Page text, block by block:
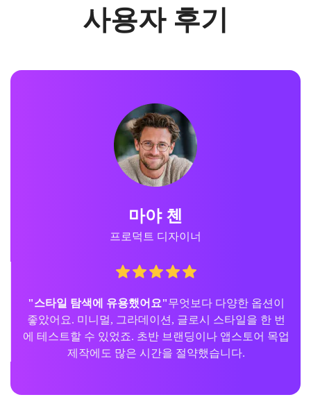
사용자 후기
마야 첸
프로덕트 디자이너
"스타일 탐색에 유용했어요"무엇보다 다양한 옵션이
좋았어요. 미니멀, 그라데이션, 글로시 스타일을 한 번
에 테스트할 수 있었죠. 초반 브랜딩이나 앱스토어 목업
제작에도 많은 시간을 절약했습니다.